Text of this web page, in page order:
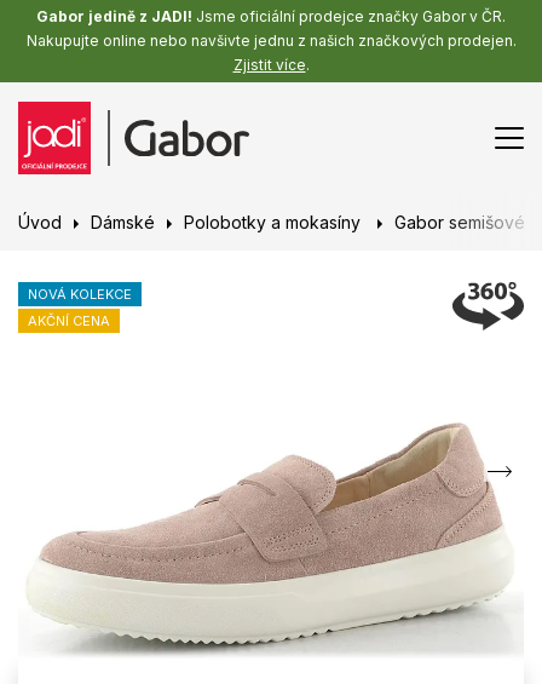
Gabor jedině z JADI! Jsme oficiální prodejce značky Gabor v ČR.
Nakupujte online nebo navšivte jednu z našich značkových prodejen.
Zjistit více.
Úvod Dámské Polobotky a mokasíny Gabor semišové
NOVÁ KOLEKCE
AKČNÍ CENA